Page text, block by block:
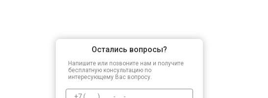
Остались вопросы?
Напишите или позвоните нам и получите
бесплатную консультацию по
интересующему Вас вопросу.